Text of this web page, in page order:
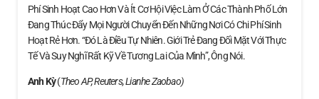
Phí Sinh Hoạt Cao Hơn Và Ít Cơ Hội Việc Làm Ở Các Thành Phố Lớn
Đang Thúc Đẩy Mọi Người Chuyển Đến Những Nơi Có Chi Phí Sinh
Hoạt Rẻ Hơn. “Đó Là Điều Tự Nhiên. Giới Trẻ Đang Đối Mặt Với Thực
Tế Và Suy Nghĩ Rất Kỹ Về Tương Lai Của Mình”, Ông Nói.
Anh Kỳ(Theo AP, Reuters, Lianhe Zaobao)